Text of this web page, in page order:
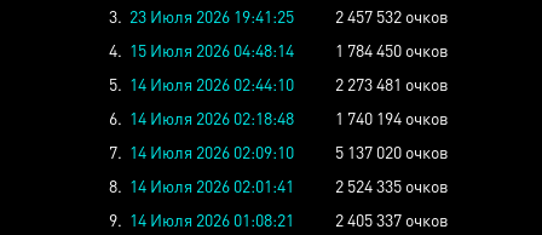
3. 23 Июля 2026 19:41:25
2 457 532 очков
4. 15 Июля 2026 04:48:14
1 784 450 очков
5. 14 Июля 2026 02:44:10
2 273 481 очков
6. 14 Июля 2026 02:18:48
1 740 194 очков
7. 14 Июля 2026 02:09:10
5 137 020 очков
8. 14 Июля 2026 02:01:41
2 524 335 очков
9. 14 Июля 2026 01:08:21
2 405 337 очков